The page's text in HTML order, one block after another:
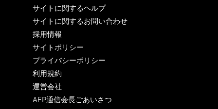
サイトに関するヘルプ
サイトに関するお問い合わせ
採用情報
サイトポリシー
プライバシーポリシー
利用規約
運営会社
AFP通信会長ごあいさつ